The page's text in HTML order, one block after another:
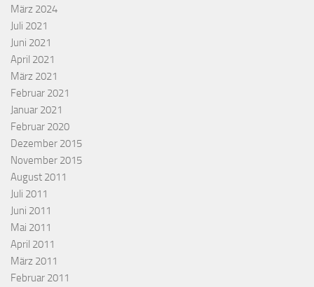
März 2024
Juli 2021
Juni 2021
April 2021
März 2021
Februar 2021
Januar 2021
Februar 2020
Dezember 2015
November 2015
August 2011
Juli 2011
Juni 2011
Mai 2011
April 2011
März 2011
Februar 2011